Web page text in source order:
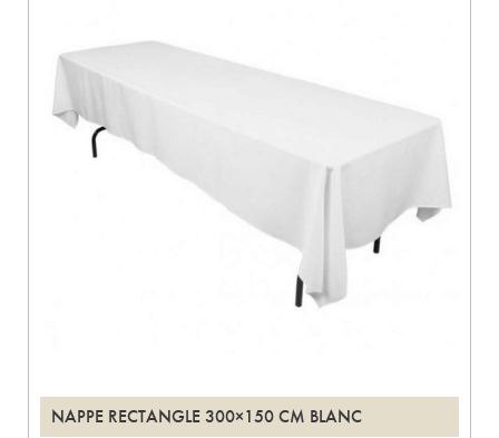
NAPPE RECTANGLE 300×150 CM BLANC